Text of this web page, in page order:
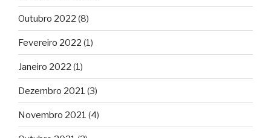
Outubro 2022 (8)
Fevereiro 2022 (1)
Janeiro 2022 (1)
Dezembro 2021 (3)
Novembro 2021 (4)